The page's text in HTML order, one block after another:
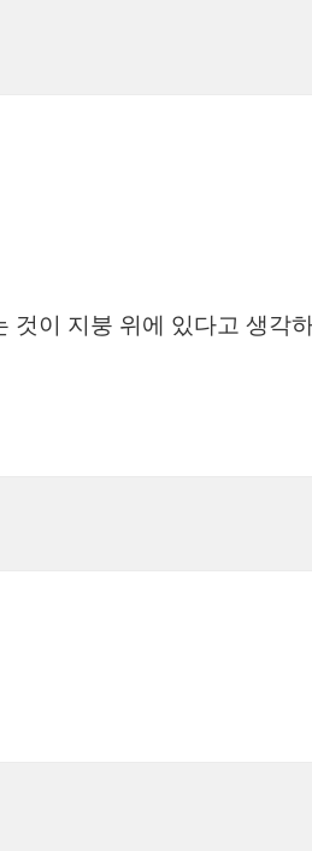
것이 지붕 위에 있다고 생각